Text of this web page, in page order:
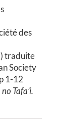
des
traduite
Society
1-12
Tafa’i.